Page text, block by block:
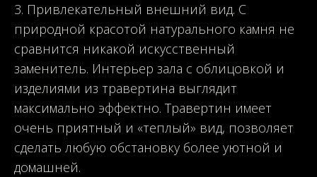
Привлекательный внешний вид. С
природной красотой натурального камня не
сравнится никакой искусственный
заменитель. Интерьер зала с облицовкой и
изделиями из травертина выглядит
максимально эффектно. Травертин имеет
очень приятный и «теплый» вид, позволяет
сделать любую обстановку более уютной и
домашней.